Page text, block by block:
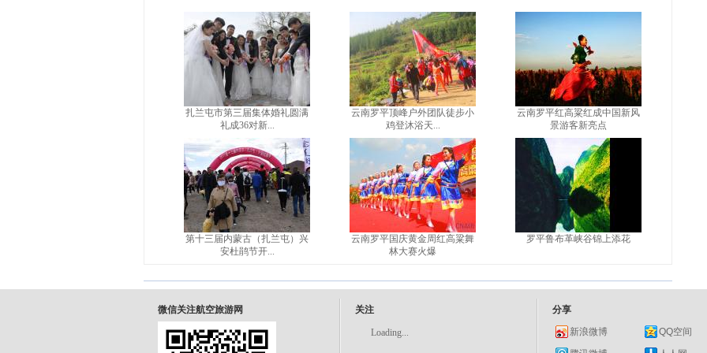
扎兰屯市第三届集体婚礼圆满
礼成36对新...
第十三届内蒙古（扎兰屯）兴
安杜鹃节开...
云南罗平顶峰户外团队徒步小
鸡登沐浴天...
云南罗平国庆黄金周红高粱舞
林大赛火爆
云南罗平红高粱红成中国新风
景游客新亮点
罗平鲁布革峡谷锦上添花
微信关注航空旅游网 关注
Loading...
分享
新浪微博
QQ空间